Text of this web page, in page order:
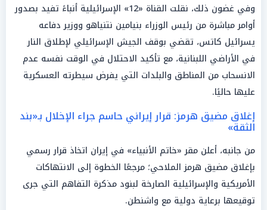
وفي غضون ذلك، نقلت القناة «12» الإسرائيلية أنباءً تفيد بصدور
أوامر مباشرة من رئيس الوزراء بنيامين نتنياهو ووزير دفاعه
يسرائيل كاتس، تقضي بوقف الجيش الإسرائيلي لإطلاق النار
في الأراضي اللبنانية، مع تأكيد الاحتلال في الوقت نفسه عدم
الانسحاب من المناطق والبلدات التي يفرض سيطرته العسكرية
عليها حاليًا.
إغلاق مضيق هرمز: قرار إيراني حاسم جراء الإخلال بـ«بند
الثقة»
من جانبه، أعلن مقر «خاتم الأنبياء» في إيران اتخاذ قرار رسمي
بإغلاق مضيق هرمز الملاحي؛ مرجعًا الخطوة إلى الانتهاكات
الأمريكية والإسرائيلية الصارخة لبنود مذكرة التفاهم التي جرى
توقيعها برعاية دولية مع واشنطن.